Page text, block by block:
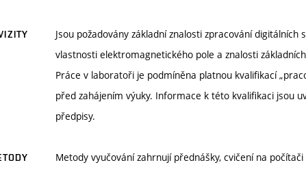
Jsou požadovány základní znalosti zpracování
vlastnosti elektromagnetického pole a znalosti
Práce v laboratoři je podmíněna platnou kvalifikací
před zahájením výuky. Informace k této kvalifikaci jsou
předpisy.
Metody vyučování zahrnují přednášky, cvičení na